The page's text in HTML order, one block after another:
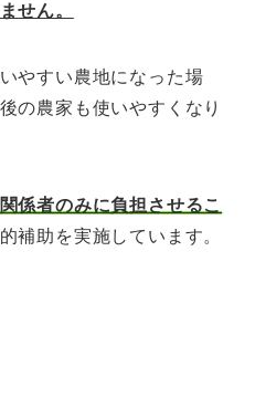
せん。
やすい農地になった場
の農家も使いやすくなり
係者のみに負担させるこ
補助を実施しています。